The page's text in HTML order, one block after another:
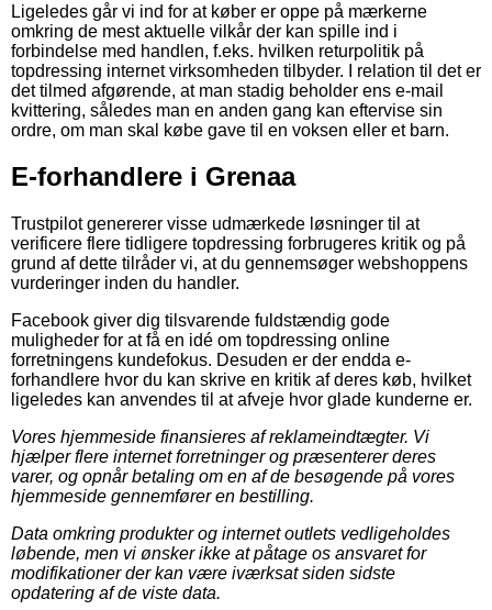
Ligeledes går vi ind for at køber er oppe på mærkerne
omkring de mest aktuelle vilkår der kan spille ind i
forbindelse med handlen, f.eks. hvilken returpolitik på
topdressing internet virksomheden tilbyder. I relation til det er
det tilmed afgørende, at man stadig beholder ens e-mail
kvittering, således man en anden gang kan eftervise sin
ordre, om man skal købe gave til en voksen eller et barn.
E-forhandlere i Grenaa
Trustpilot genererer visse udmærkede løsninger til at
verificere flere tidligere topdressing forbrugeres kritik og på
grund af dette tilråder vi, at du gennemsøger webshoppens
vurderinger inden du handler.
Facebook giver dig tilsvarende fuldstændig gode
muligheder for at få en idé om topdressing online
forretningens kundefokus. Desuden er der endda e-
forhandlere hvor du kan skrive en kritik af deres køb, hvilket
ligeledes kan anvendes til at afveje hvor glade kunderne er.
Vores hjemmeside finansieres af reklameindtægter. Vi
hjælper flere internet forretninger og præsenterer deres
varer, og opnår betaling om en af de besøgende på vores
hjemmeside gennemfører en bestilling.
Data omkring produkter og internet outlets vedligeholdes
løbende, men vi ønsker ikke at påtage os ansvaret for
modifikationer der kan være iværksat siden sidste
opdatering af de viste data.